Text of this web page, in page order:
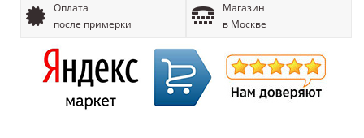
Оплата
после примерки
Магазин
в Москве